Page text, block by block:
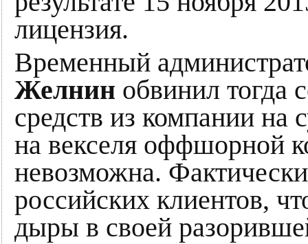
лицензия.
Временный
Желнин обвинил тогда
средств из компании на
на векселя оффшорной
невозможна.
российских клиентов,
дыры в своей